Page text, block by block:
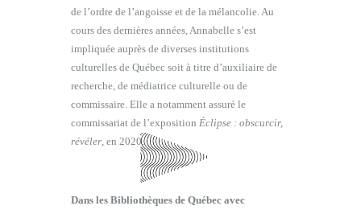
de l’ordre de l’angoisse et de la mélancolie. Au
cours des dernières années, Annabelle s’est
impliquée auprès de diverses institutions
culturelles de Québec soit à titre d’auxiliaire de
recherche, de médiatrice culturelle ou de
commissaire. Elle a notamment assuré le
commissariat de l’exposition Éclipse : obscurcir,
révéler, en 2020.
Dans les Bibliothèques de Québec avec